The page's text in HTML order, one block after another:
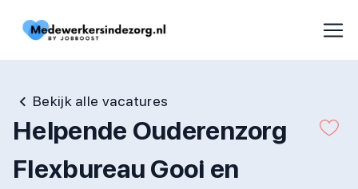
Bekijk alle vacatures
Helpende Ouderenzorg
Flexbureau Gooi en